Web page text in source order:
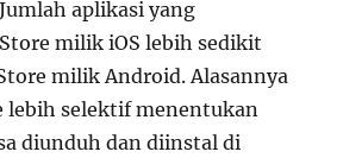
aplikasi yang
milik iOS lebih sedikit
milik Android. Alasannya
lebih selektif menentukan
diunduh dan diinstal di